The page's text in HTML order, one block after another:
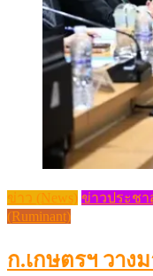
ข่าว (News) ข่าวประชา
(Ruminant)
ก.เกษตรฯ วาง